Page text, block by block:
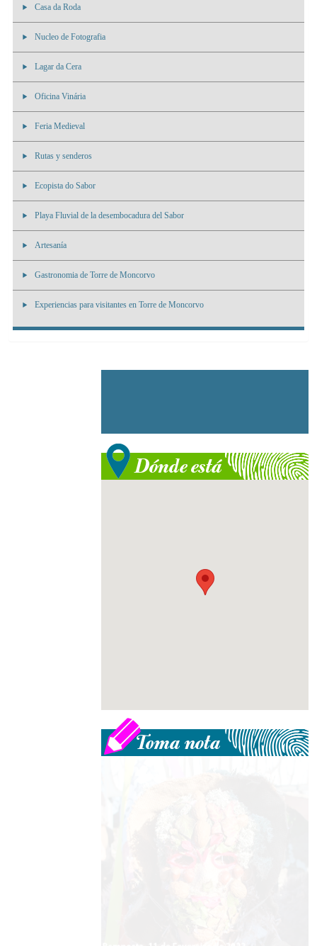
Casa da Roda
Nucleo de Fotografia
Lagar da Cera
Oficina Vinária
Feria Medieval
Rutas y senderos
Ecopista do Sabor
Playa Fluvial de la desembocadura del Sabor
Artesanía
Gastronomia de Torre de Moncorvo
Experiencias para visitantes en Torre de Moncorvo